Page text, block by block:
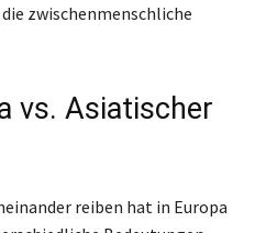
zwischenmenschliche
vs. Asiatischer
reiben hat in Europa